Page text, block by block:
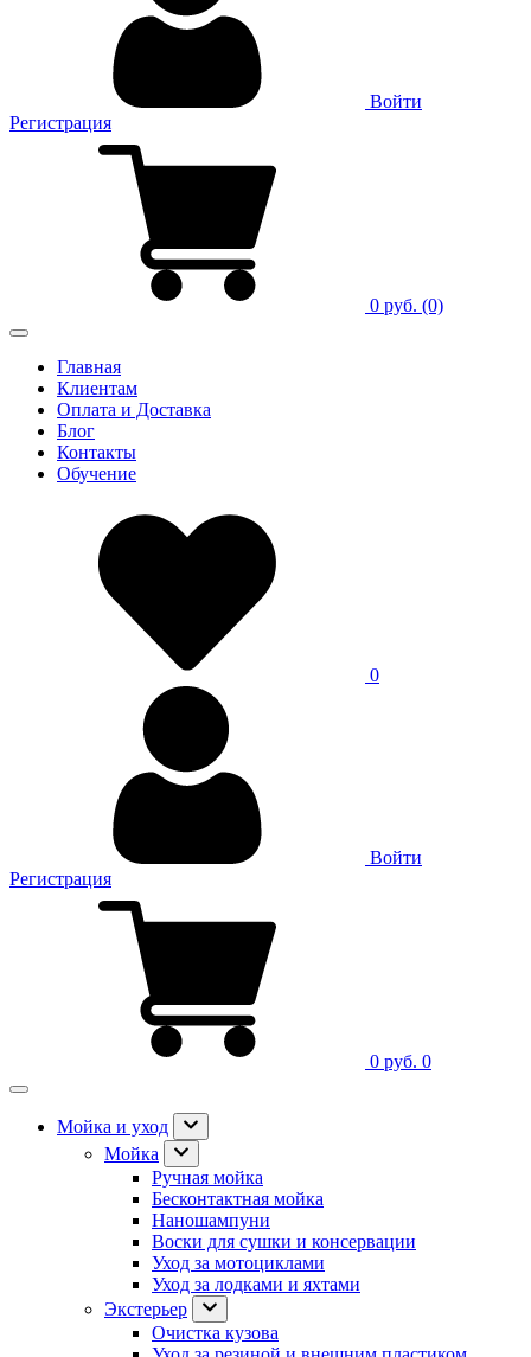
Войти
Регистрация
0 руб. (0)
Главная
Клиентам
Оплата и Доставка
Блог
Контакты
Обучение
0
Войти
Регистрация
0 руб. 0
Мойка и уход
Мойка
Ручная мойка
Бесконтактная мойка
Наношампуни
Воски для сушки и консервации
Уход за мотоциклами
Уход за лодками и яхтами
Экстерьер
Очистка кузова